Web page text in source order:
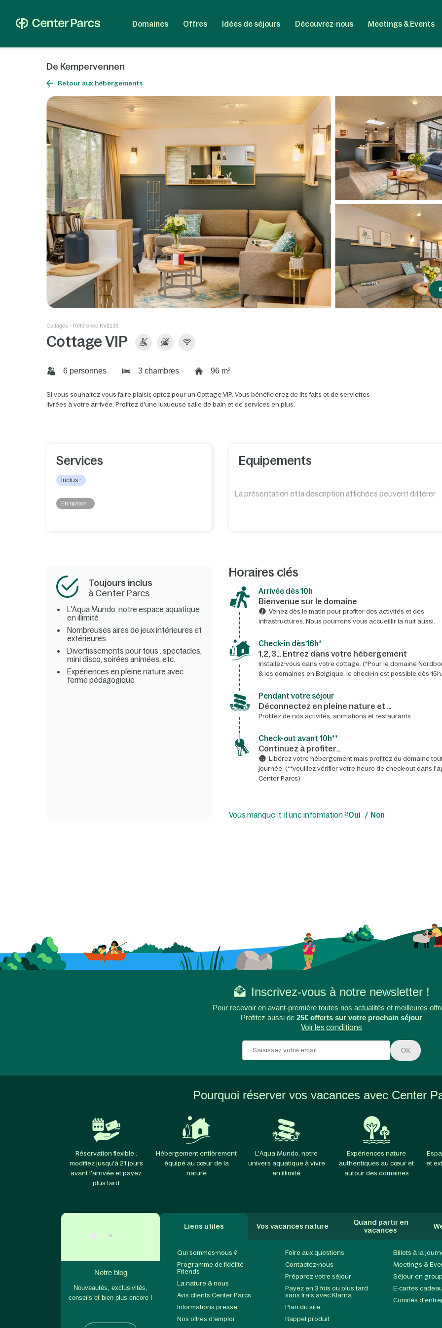
Domaines Offres Idées de séjours Découvrez-nous Meetings & Events
De Kempervennen
Retour aux hébergements
Cottages - Référence KV2133
Cottage VIP
6 personnes 3 chambres 96 m²
Si vous souhaitez vous faire plaisir, optez pour un Cottage VIP. Vous bénéficierez de lits faits et de serviettes
livrées à votre arrivée. Profitez d'une luxueuse salle de bain et de services en plus.
Services
Inclus :
En option :
Equipements
La présentation et la description affichées peuvent différer
Toujours inclus
à Center Parcs
L'Aqua Mundo, notre espace aquatique
en illimité
Nombreuses aires de jeux intérieures et
extérieures
Divertissements pour tous : spectacles,
mini disco, soirées animées, etc.
Expériences en pleine nature avec
ferme pédagogique
Horaires clés
Arrivée dès 10h​
Bienvenue sur le domaine​
Venez dès le matin pour profiter des activités et des
infrastructures. Nous pourrons vous accueillir la nuit aussi.
Check-in dès 16h*​
1,2, 3… Entrez dans votre hébergement
Installez-vous dans votre cottage. (*Pour le domaine
& les domaines en Belgique, le check-in est possible dès
Pendant votre séjour
Déconnectez en pleine nature et …
Profitez de nos activités, animations et restaurants.
Check-out avant 10h**
Continuez à profiter…
Libérez votre hébergement mais profitez du domaine
journée. (**veuillez vérifier votre heure de check-out dans
Center Parcs)
Vous manque-t-il une information ?Oui Non
Inscrivez-vous à notre newsletter !
Pour recevoir en avant-première toutes nos actualités et meilleures
Profitez aussi de 25€ offerts sur votre prochain séjour
Voir les conditions
OK
Pourquoi réserver vos vacances avec Center
Réservation flexible :
modifiez jusqu'à 21 jours
avant l'arrivée et payez
plus tard
Hébergement entièrement
équipé au cœur de la
nature
L'Aqua Mundo, notre
univers aquatique à vivre
en illimité
Expériences nature
authentiques au cœur et
autour des domaines
et
Notre blog
Nouveautés, exclusivités,
conseils et bien plus encore !
Liens utiles Vos vacances nature
Quand partir en
vacances
Qui sommes-nous ?
Programme de fidélité
Friends
La nature & nous
Avis clients Center Parcs
Informations presse
Nos offres d’emploi
Foire aux questions
Contactez-nous
Préparez votre séjour
Payez en 3 fois ou plus tard
sans frais avec Klarna
Plan du site
Rappel produit
Billets à la
Meetings &
Séjour en
E-cartes
Comités